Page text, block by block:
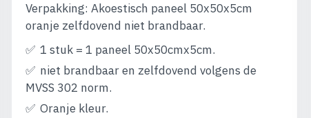
Verpakking: Akoestisch paneel 50x50x5cm
oranje zelfdovend niet brandbaar.
1 stuk = 1 paneel 50x50cmx5cm.
niet brandbaar en zelfdovend volgens de
MVSS 302 norm.
Oranje kleur.